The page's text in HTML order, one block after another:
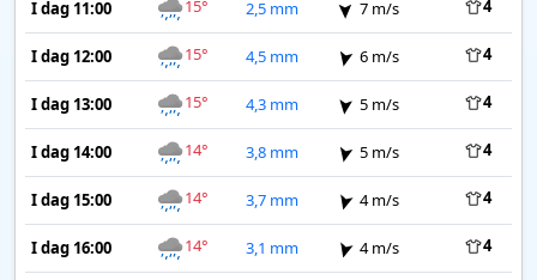
I dag 11:00 15° 2,5 mm 7 m/s 4
I dag 12:00 15° 4,5 mm 6 m/s 4
I dag 13:00 15° 4,3 mm 5 m/s 4
I dag 14:00 14° 3,8 mm 5 m/s 4
I dag 15:00 14° 3,7 mm 4 m/s 4
I dag 16:00 14° 3,1 mm 4 m/s 4